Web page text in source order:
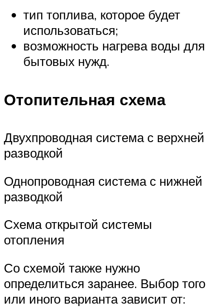
тип топлива, которое будет
использоваться;
возможность нагрева воды для
бытовых нужд.
Отопительная схема
Двухпроводная система с верхней
разводкой
Однопроводная система с нижней
разводкой
Схема открытой системы
отопления
Со схемой также нужно
определиться заранее. Выбор того
или иного варианта зависит от: